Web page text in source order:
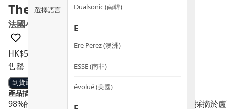
選擇語言 Dualsonic (南韓)
E
Ere Perez (澳洲)
ESSE (南非)
évolué (美國)
The Light Cream
法國小柑橘水白滑面霜
HK$555.0
售罄
到貨通知
產品描述：
98%的成分源自天然，主要成分小柑橘及蘋果萃取均採摘於